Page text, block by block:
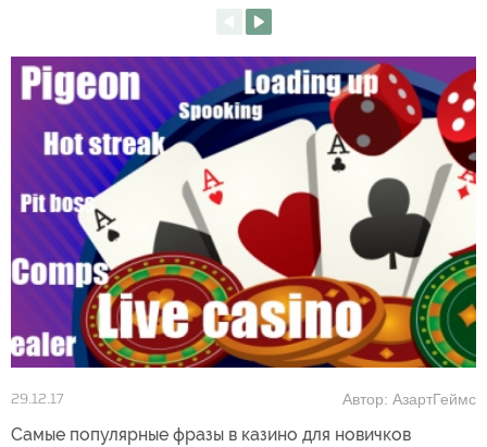
29.12.17 Автор: АзартГеймс
Самые популярные фразы в казино для новичков